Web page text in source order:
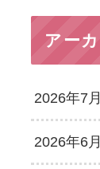
アー
2026年7月
2026年6月